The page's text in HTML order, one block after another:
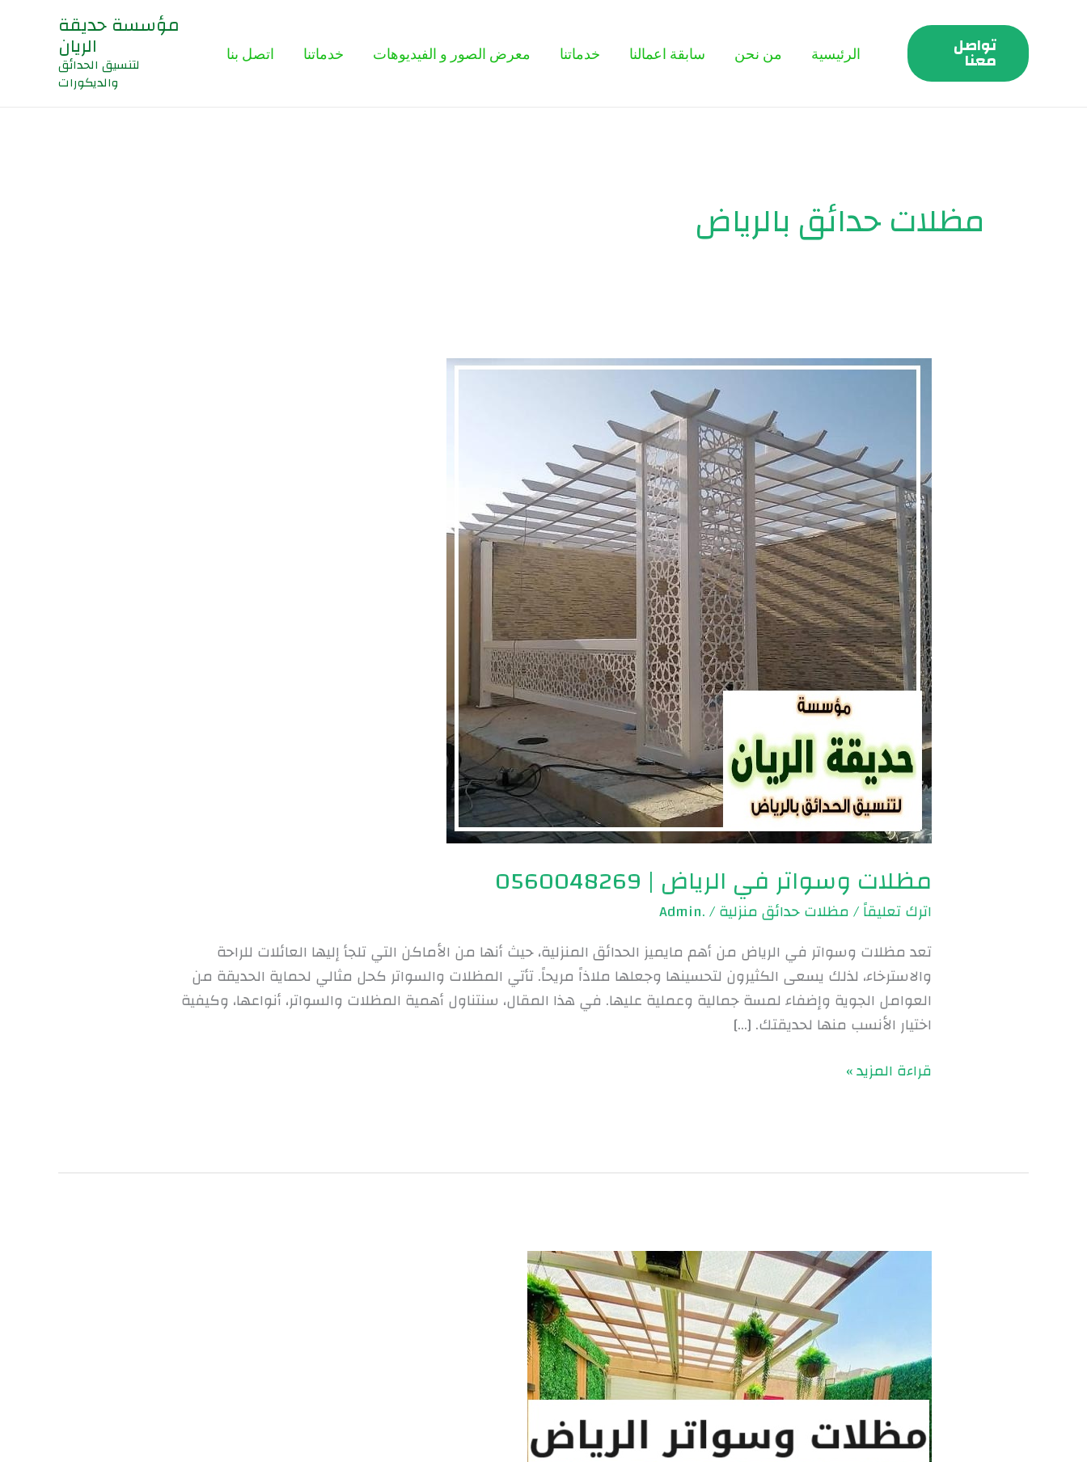
تواصل
معنا الرئيسية من نحن سابقة اعمالنا خدماتنا معرض الصور و الفيديوهات خدماتنا اتصل بنا
مؤسسة حديقة
الريان
لتنسيق الحدائق
والديكورات
مظلات حدائق بالرياض
مظلات وسواتر في الرياض | 0560048269
اترك تعليقاً/مظلات حدائق منزلية/
.Admin
تعد مظلات وسواتر في الرياض من أهم مايميز الحدائق المنزلية، حيث أنها من الأماكن التي تلجأ إليها العائلات للراحة
والاسترخاء، لذلك يسعى الكثيرون لتحسينها وجعلها ملاذاً مريحاً. تأتي المظلات والسواتر كحل مثالي لحماية الحديقة من
العوامل الجوية وإضفاء لمسة جمالية وعملية عليها. في هذا المقال، سنتناول أهمية المظلات والسواتر، أنواعها، وكيفية
اختيار الأنسب منها لحديقتك. […]
مظلات
|
0560048269
قراءة المزيد »
|
0560048269